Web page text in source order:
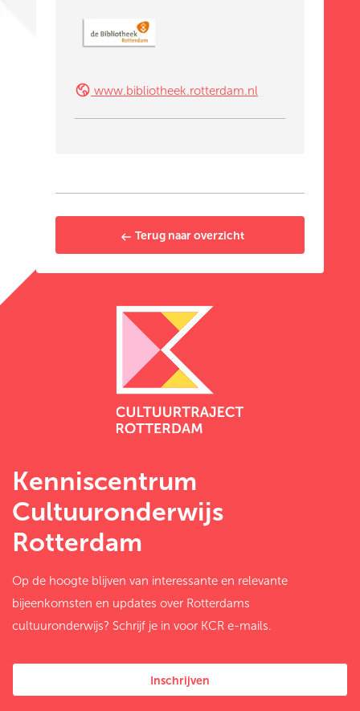
www.bibliotheek.rotterdam.nl
Terug naar overzicht
Kenniscentrum
Cultuuronderwijs
Rotterdam
Op de hoogte blijven van interessante en relevante
bijeenkomsten en updates over Rotterdams
cultuuronderwijs? Schrijf je in voor KCR e-mails.
Inschrijven